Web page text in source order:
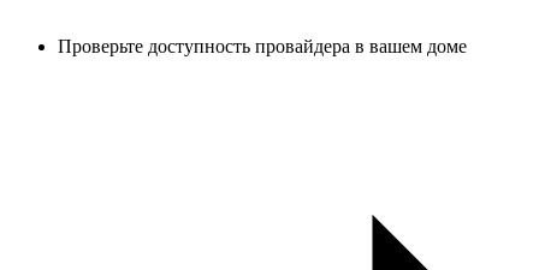
Проверьте доступность провайдера в вашем доме